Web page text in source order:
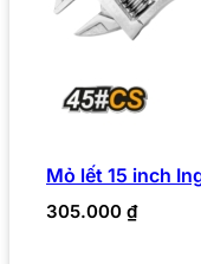
Mỏ lết 15 inch
305.000 ₫